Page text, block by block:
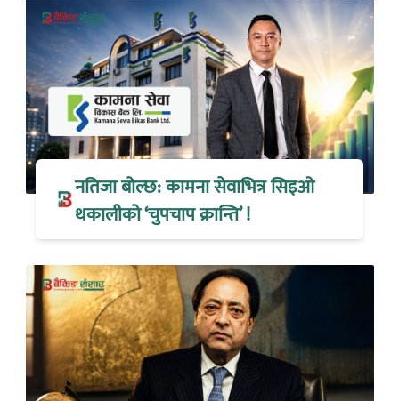
नतिजा बोल्छ: कामना सेवाभित्र सिइओ
थकालीको ‘चुपचाप क्रान्ति’ !